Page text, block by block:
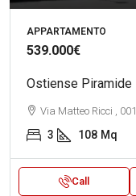
APPARTAMENTO
539.000€
Ostiense Piramide
Via Matteo Ricci ,
3 108 Mq
Call